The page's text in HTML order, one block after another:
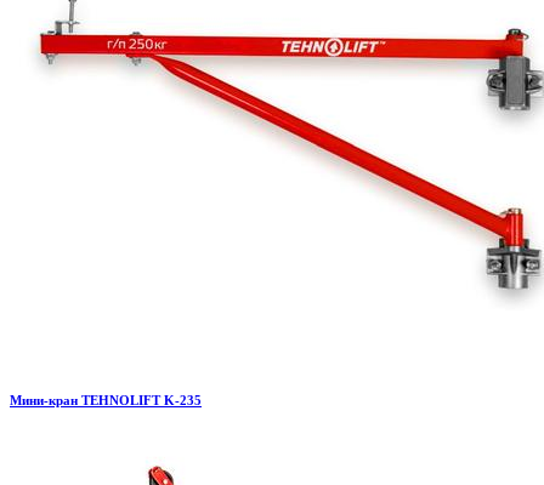
Мини-кран TEHNOLIFT K-235